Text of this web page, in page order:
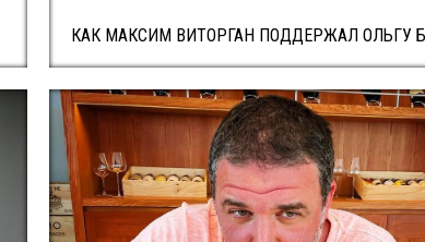
КАК МАКСИМ ВИТОРГАН ПОДДЕРЖАЛ ОЛЬГУ